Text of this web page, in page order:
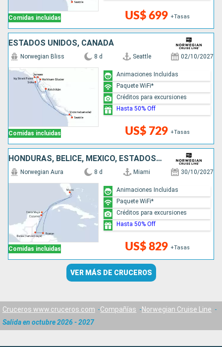
Comidas incluidas US$ 699 +Tasas
ESTADOS UNIDOS, CANADÁ
Comidas incluidas
Norwegian Bliss 8 d Seattle 02/10/2027
US$ 729 +Tasas
Animaciones Incluidas
Paquete WiFi*
Créditos para excursiones
Hasta 50% Off
HONDURAS, BELICE, MÉXICO, ESTADOS UNIDOS
Comidas incluidas
Norwegian Aura 8 d Miami 30/10/2027
US$ 829 +Tasas
Animaciones Incluidas
Paquete WiFi*
Créditos para excursiones
Hasta 50% Off
VER MÁS DE CRUCEROS
Cruceros www.cruceros.com Compañías
Norwegian Cruise Line
Salida en octubre 2026 - 2027